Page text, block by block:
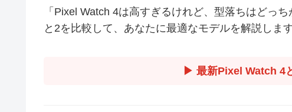
「Pixel Watch 4は高すぎるけれど、型落ちはどっ
と2を比較して、あなたに最適なモデルを解説します
▶ 最新Pixel Watch 4